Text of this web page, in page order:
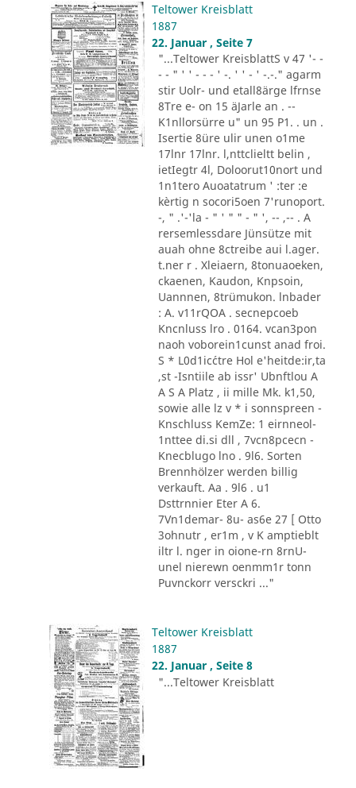
Teltower Kreisblatt
1887
22. Januar , Seite 7
"...Teltower KreisblattS v 47 '- -
- - " ' ' - - - ' -. ' ' - ' -.-." agarm
stir Uolr- und etall8ärge lfrnse
8Tre e- on 15 äJarle an . --
K1nllorsürre u" un 95 P1. . un .
Isertie 8üre ulir unen o1me
17lnr 17lnr. l,nttclieltt belin ,
ietIegtr 4l, Doloorut10nort und
1n1tero Auoatatrum ' :ter :e
kèrtig n socori5oen 7'runoport.
-, " .'-'la - " ' " " - " ', -- ,-- . A
rersemlessdare Jünsütze mit
auah ohne 8ctreibe aui l.ager.
t.ner r . Xleiaern, 8tonuaoeken,
ckaenen, Kaudon, Knpsoin,
Uannnen, 8trümukon. lnbader
: A. v11rQOA . secnepcoeb
Kncnluss lro . 0164. vcan3pon
naoh voborein1cunst anad froi.
S * L0d1ic´ctre Hol e'heitde:ir,ta
,st -Isntiile ab issr' Ubnftlou A
A S A Platz , ii mille Mk. k1,50,
sowie alle lz v * i sonnspreen -
Knschluss KemZe: 1 eirnneol-
1nttee di.si dll , 7vcn8pcecn -
Knecblugo lno . 9l6. Sorten
Brennhölzer werden billig
verkauft. Aa . 9l6 . u1
Dsttrnnier Eter A 6.
7Vn1demar- 8u- as6e 27 [ Otto
3ohnutr , er1m , v K amptieblt
iltr l. nger in oione-rn 8rnU-
unel nierewn oenmm1r tonn
Puvnckorr versckri ..."
Teltower Kreisblatt
1887
22. Januar , Seite 8
"...Teltower Kreisblatt